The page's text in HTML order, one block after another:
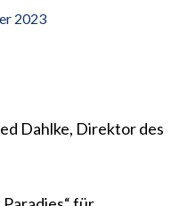
2023
Dahlke, Direktor des